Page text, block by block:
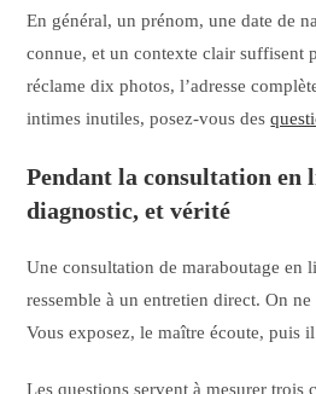
En général, un prénom, une date de
connue, et un contexte clair suffisent
réclame dix photos, l’adresse
intimes inutiles, posez-vous des
Pendant la consultation en
diagnostic, et vérité
Une consultation de maraboutage en
ressemble à un entretien direct. On
Vous exposez, le maître écoute, puis
Les questions servent à mesurer trois